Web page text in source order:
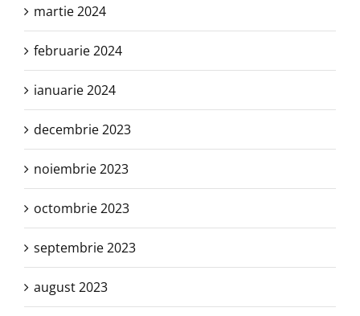
martie 2024
februarie 2024
ianuarie 2024
decembrie 2023
noiembrie 2023
octombrie 2023
septembrie 2023
august 2023